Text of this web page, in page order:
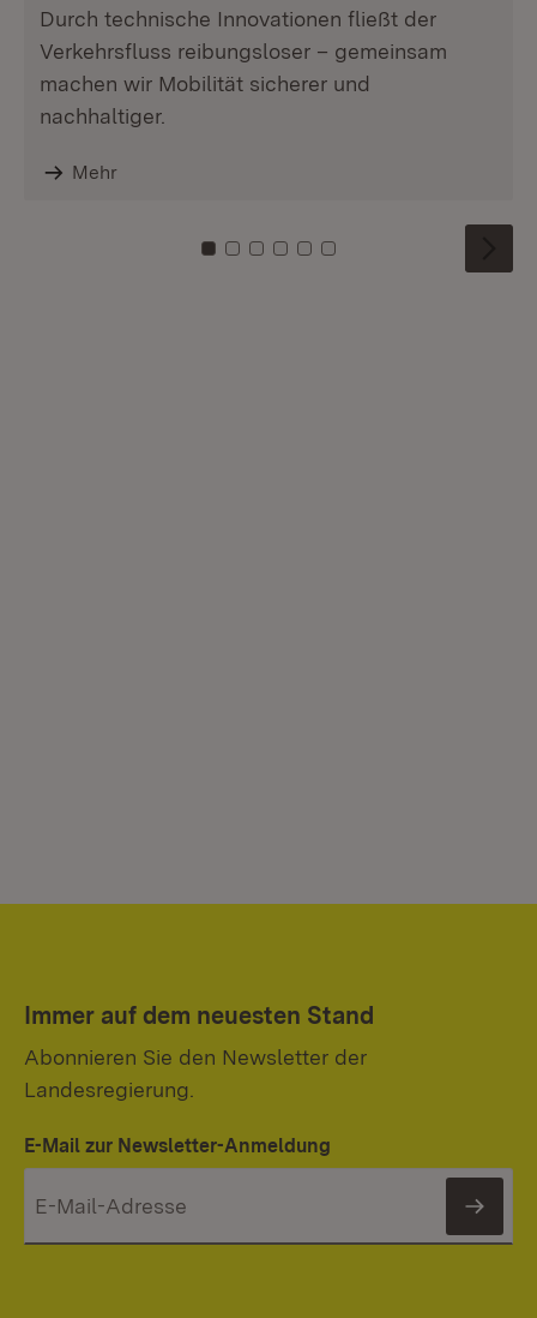
Durch technische Innovationen fließt der
Verkehrsfluss reibungsloser – gemeinsam
machen wir Mobilität sicherer und
nachhaltiger.
Mehr
Zu Kachel: 0
Zu Kachel: 1
Zu Kachel: 2
Zu Kachel: 3
Zu Kachel: 4
Zu Kachel: 5
Immer auf dem neuesten Stand
Abonnieren Sie den Newsletter der
Landesregierung.
E-Mail zur Newsletter-Anmeldung